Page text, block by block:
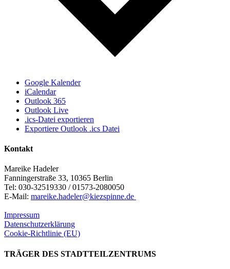
Google Kalender
iCalendar
Outlook 365
Outlook Live
.ics-Datei exportieren
Exportiere Outlook .ics Datei
Kontakt
Mareike Hadeler
Fanningerstraße 33, 10365 Berlin
Tel: 030-32519330 / 01573-2080050
E-Mail: mareike.hadeler@kiezspinne.de
Impressum
Datenschutzerklärung
Cookie-Richtlinie (EU)
TRÄGER DES STADTTEILZENTRUMS